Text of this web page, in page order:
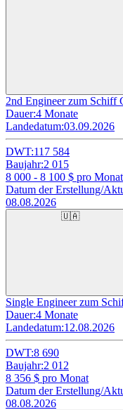
2nd Engineer zum Schiff
Dauer:4 Monate
Landedatum:03.09.2026
DWT:117 584
Baujahr:2 015
8 000 - 8 100 $ pro Monat
Datum der Erstellung/
08.08.2026
🇺🇦
Single Engineer zum
Dauer:4 Monate
Landedatum:12.08.2026
DWT:8 690
Baujahr:2 012
8 356 $ pro Monat
Datum der Erstellung/
08.08.2026